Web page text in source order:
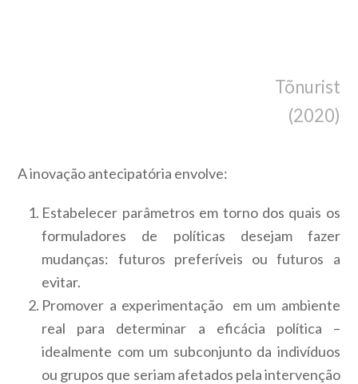
Tõnurist
(2020)
A inovação antecipatória envolve:
Estabelecer parâmetros em torno dos quais os
formuladores de políticas desejam fazer
mudanças: futuros preferíveis ou futuros a
evitar.
Promover a experimentação em um ambiente
real para determinar a eficácia política –
idealmente com um subconjunto da indivíduos
ou grupos que seriam afetados pela intervenção